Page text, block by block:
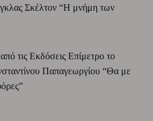
Σκέλτον “Η μνήμη των
τις Εκδόσεις Επίμετρο το
Παπαγεωργίου “Θα με